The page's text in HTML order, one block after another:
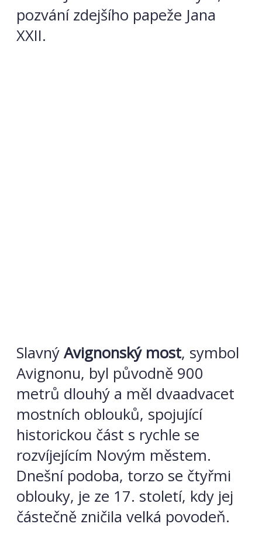
pozvání zdejšího papeže Jana
XXII.
Slavný Avignonský most, symbol
Avignonu, byl původně 900
metrů dlouhý a měl dvaadvacet
mostních oblouků, spojující
historickou část s rychle se
rozvíjejícím Novým městem.
Dnešní podoba, torzo se čtyřmi
oblouky, je ze 17. století, kdy jej
částečně zničila velká povodeň.